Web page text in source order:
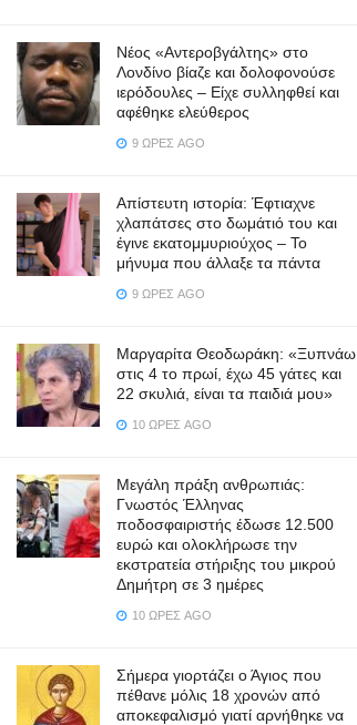
Νέος «Αντεροβγάλτης» στο
Λονδίνο βίαζε και δολοφονούσε
ιερόδουλες – Είχε συλληφθεί και
αφέθηκε ελεύθερος
9 ΏΡΕΣ AGO
Απίστευτη ιστορία: Έφτιαχνε
χλαπάτσες στο δωμάτιό του και
έγινε εκατομμυριούχος – Το
μήνυμα που άλλαξε τα πάντα
9 ΏΡΕΣ AGO
Μαργαρίτα Θεοδωράκη: «Ξυπνάω
στις 4 το πρωί, έχω 45 γάτες και
22 σκυλιά, είναι τα παιδιά μου»
10 ΏΡΕΣ AGO
Μεγάλη πράξη ανθρωπιάς:
Γνωστός Έλληνας
ποδοσφαιριστής έδωσε 12.500
ευρώ και ολοκλήρωσε την
εκστρατεία στήριξης του μικρού
Δημήτρη σε 3 ημέρες
10 ΏΡΕΣ AGO
Σήμερα γιορτάζει ο Άγιος που
πέθανε μόλις 18 χρονών από
αποκεφαλισμό γιατί αρνήθηκε να